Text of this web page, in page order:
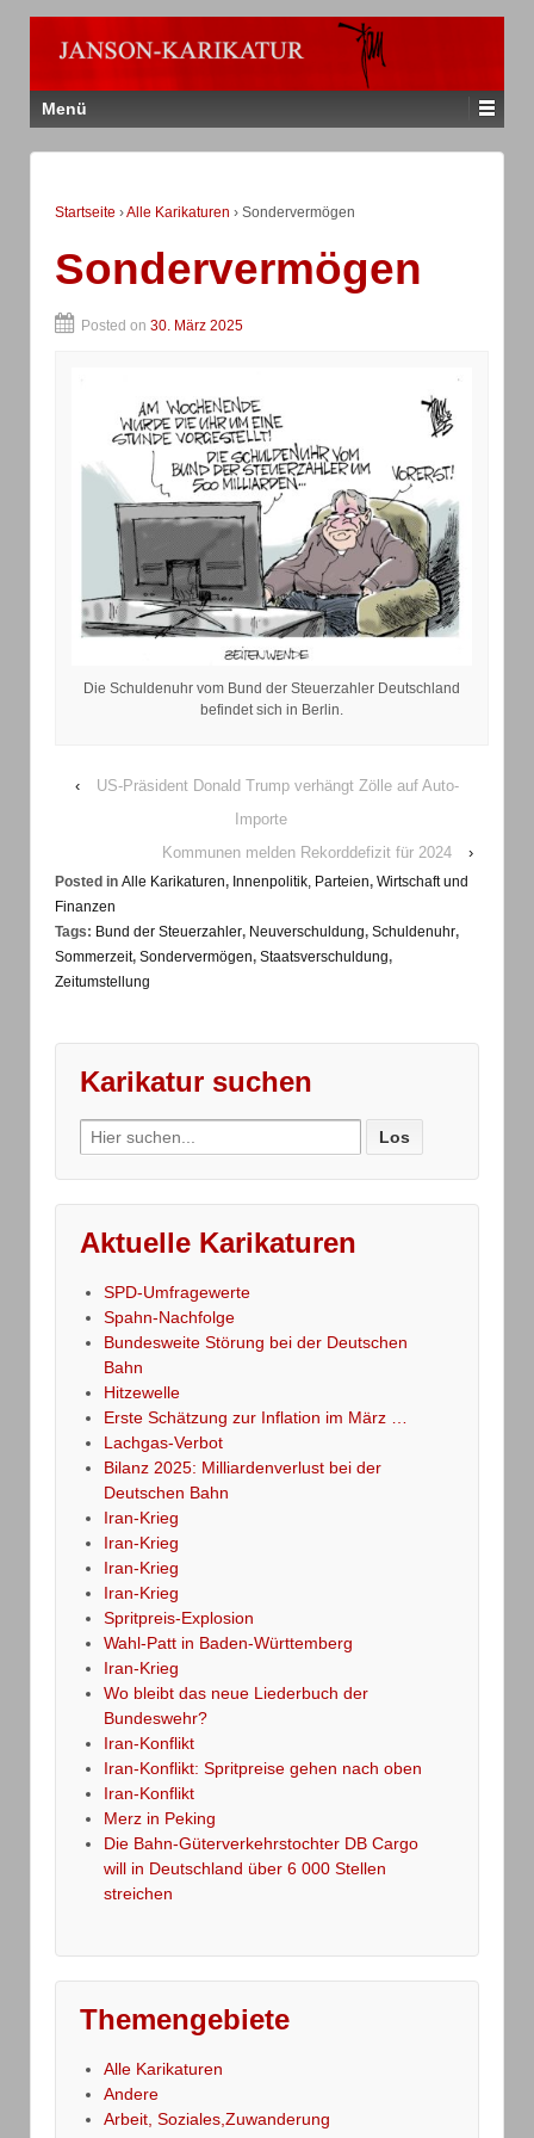
Menü
Startseite ›Alle Karikaturen › Sondervermögen
Sondervermögen
Posted on 30. März 2025
Die Schuldenuhr vom Bund der Steuerzahler Deutschland
befindet sich in Berlin.
‹
US-Präsident Donald Trump verhängt Zölle auf Auto-
Importe
Kommunen melden Rekorddefizit für 2024
›
Posted in Alle Karikaturen, Innenpolitik, Parteien, Wirtschaft und
Finanzen
Tags: Bund der Steuerzahler, Neuverschuldung, Schuldenuhr,
Sommerzeit, Sondervermögen, Staatsverschuldung,
Zeitumstellung
Karikatur suchen
Search
for:
Aktuelle Karikaturen
SPD-Umfragewerte
Spahn-Nachfolge
Bundesweite Störung bei der Deutschen
Bahn
Hitzewelle
Erste Schätzung zur Inflation im März …
Lachgas-Verbot
Bilanz 2025: Milliardenverlust bei der
Deutschen Bahn
Iran-Krieg
Iran-Krieg
Iran-Krieg
Iran-Krieg
Spritpreis-Explosion
Wahl-Patt in Baden-Württemberg
Iran-Krieg
Wo bleibt das neue Liederbuch der
Bundeswehr?
Iran-Konflikt
Iran-Konflikt: Spritpreise gehen nach oben
Iran-Konflikt
Merz in Peking
Die Bahn-Güterverkehrstochter DB Cargo
will in Deutschland über 6 000 Stellen
streichen
Themengebiete
Alle Karikaturen
Andere
Arbeit, Soziales,Zuwanderung